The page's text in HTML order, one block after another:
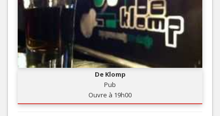
De Klomp
Pub
Ouvre à 19h00